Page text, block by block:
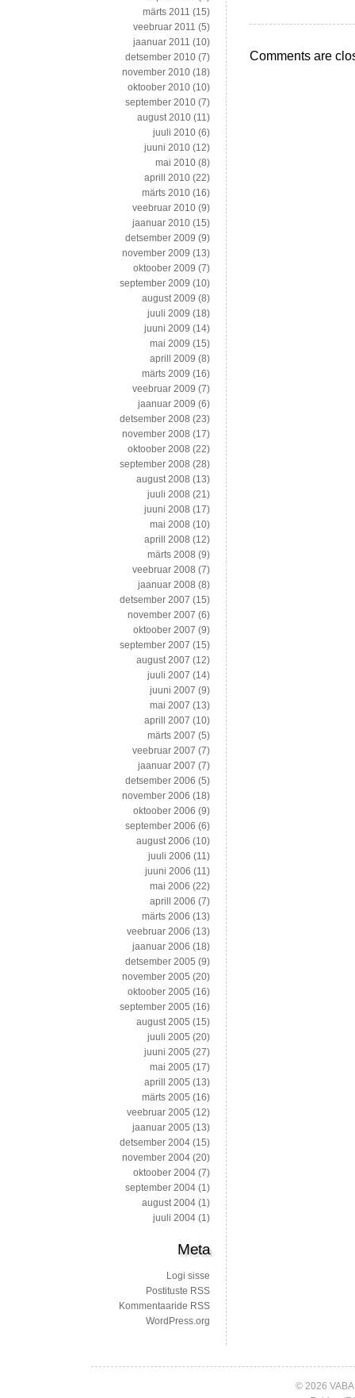
Comments are
märts 2011 (15)
veebruar 2011 (5)
jaanuar 2011 (10)
detsember 2010 (7)
november 2010 (18)
oktoober 2010 (10)
september 2010 (7)
august 2010 (11)
juuli 2010 (6)
juuni 2010 (12)
mai 2010 (8)
aprill 2010 (22)
märts 2010 (16)
veebruar 2010 (9)
jaanuar 2010 (15)
detsember 2009 (9)
november 2009 (13)
oktoober 2009 (7)
september 2009 (10)
august 2009 (8)
juuli 2009 (18)
juuni 2009 (14)
mai 2009 (15)
aprill 2009 (8)
märts 2009 (16)
veebruar 2009 (7)
jaanuar 2009 (6)
detsember 2008 (23)
november 2008 (17)
oktoober 2008 (22)
september 2008 (28)
august 2008 (13)
juuli 2008 (21)
juuni 2008 (17)
mai 2008 (10)
aprill 2008 (12)
märts 2008 (9)
veebruar 2008 (7)
jaanuar 2008 (8)
detsember 2007 (15)
november 2007 (6)
oktoober 2007 (9)
september 2007 (15)
august 2007 (12)
juuli 2007 (14)
juuni 2007 (9)
mai 2007 (13)
aprill 2007 (10)
märts 2007 (5)
veebruar 2007 (7)
jaanuar 2007 (7)
detsember 2006 (5)
november 2006 (18)
oktoober 2006 (9)
september 2006 (6)
august 2006 (10)
juuli 2006 (11)
juuni 2006 (11)
mai 2006 (22)
aprill 2006 (7)
märts 2006 (13)
veebruar 2006 (13)
jaanuar 2006 (18)
detsember 2005 (9)
november 2005 (20)
oktoober 2005 (16)
september 2005 (16)
august 2005 (15)
juuli 2005 (20)
juuni 2005 (27)
mai 2005 (17)
aprill 2005 (13)
märts 2005 (16)
veebruar 2005 (12)
jaanuar 2005 (13)
detsember 2004 (15)
november 2004 (20)
oktoober 2004 (7)
september 2004 (1)
august 2004 (1)
juuli 2004 (1)
Meta
Logi sisse
Postituste RSS
Kommentaaride RSS
WordPress.org
© 2026